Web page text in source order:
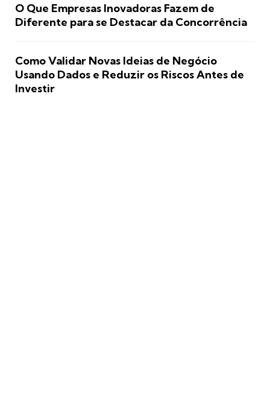
O Que Empresas Inovadoras Fazem de
Diferente para se Destacar da Concorrência
Como Validar Novas Ideias de Negócio
Usando Dados e Reduzir os Riscos Antes de
Investir